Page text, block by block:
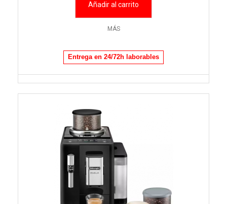
Añadir al carrito
MÁS
Entrega en 24/72h laborables